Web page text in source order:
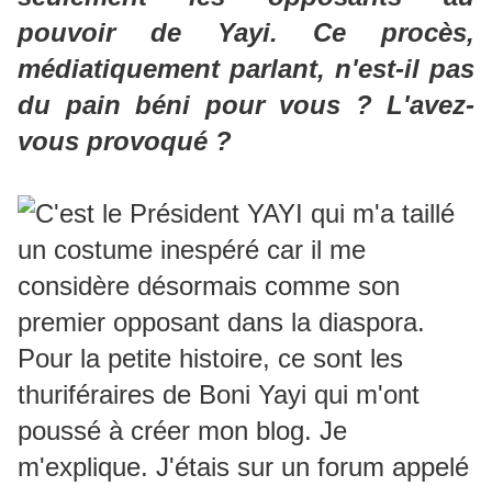
pouvoir de Yayi. Ce procès,
médiatiquement parlant, n'est-il pas
du pain béni pour vous ? L'avez-
vous provoqué ?
C'est le Président YAYI qui m'a taillé
un costume inespéré car il me
considère désormais comme son
premier opposant dans la diaspora.
Pour la petite histoire, ce sont les
thuriféraires de Boni Yayi qui m'ont
poussé à créer mon blog. Je
m'explique. J'étais sur un forum appelé